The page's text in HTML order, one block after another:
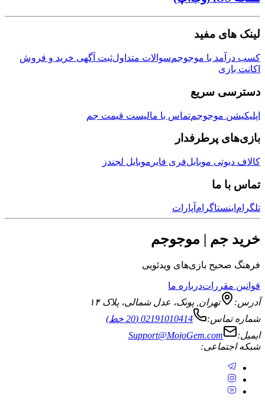
لینک های مفید
کسب درآمد با موجوجمسوالات متداولثبت آگهی خرید و فروش
اکانت بازی
دسترسی سریع
اپلیکیشن موجوجمتماس با مالیست قیمت جم
بازی‌های پرطرفدار
کالاف دیوتی موبایلفری فایر موبایل لجندز
تماس با ما
تلگرام اینستاگرام آپارات
خرید جم | موجوجم
فرهنگ صحیح بازی‌های ویدئویی
قوانین مقرراتدرباره ما
آدرس:
تهران ,پونک، عدل شمالی، پلاک ۱۴
شماره تماس:
02191010414 (20 خط)
ایمیل:
Support@MojoGem.com
شبکه اجتماعی: